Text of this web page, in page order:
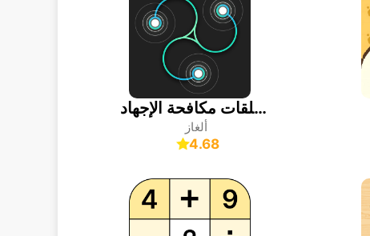
الطاقة: حلقات مكافحة الإجهاد
ألغاز
4.68